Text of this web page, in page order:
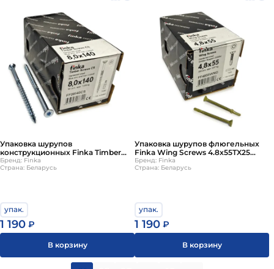
Упаковка шурупов
конструкционных Finka Timber
Screws CS 8.0x140TX40 голубой
цинк, потай 50шт/уп
Бренд: Finka
Страна: Беларусь
упак.
1 190 ₽
В корзину
Упаковка шурупов флюгельных
Finka Wing Screws 4.8x55TX25
Golden Ruspert 200шт/уп
Бренд: Finka
Страна: Беларусь
упак.
1 190 ₽
В корзину